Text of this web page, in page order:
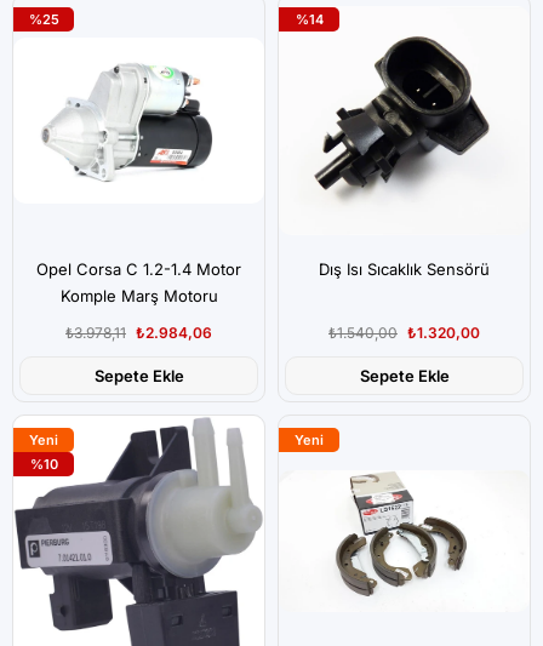
Opel Corsa C 1.2-1.4 Motor
Komple Marş Motoru
₺2.984,06
₺3.978,11
Sepete Ekle
%25
Dış Isı Sıcaklık Sensörü
₺1.320,00
₺1.540,00
Sepete Ekle
%14
Yeni
Ürün
%10
Yeni